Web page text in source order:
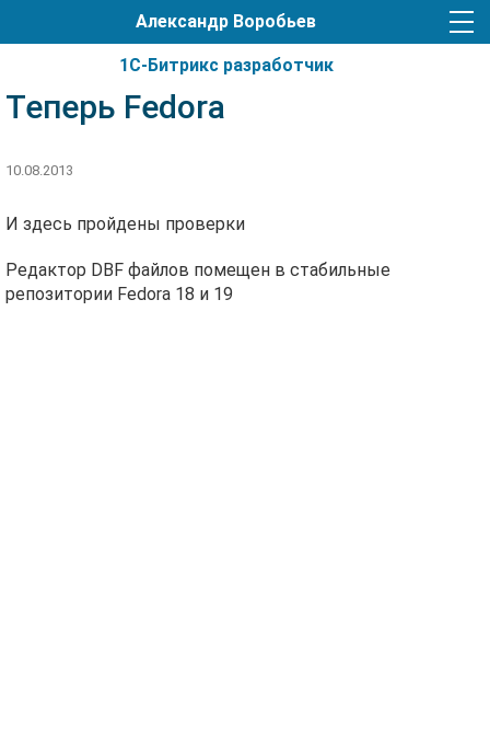
Александр Воробьев
1С-Битрикс разработчик
Теперь Fedora
10.08.2013
И здесь пройдены проверки
Редактор DBF файлов помещен в стабильные
репозитории Fedora 18 и 19